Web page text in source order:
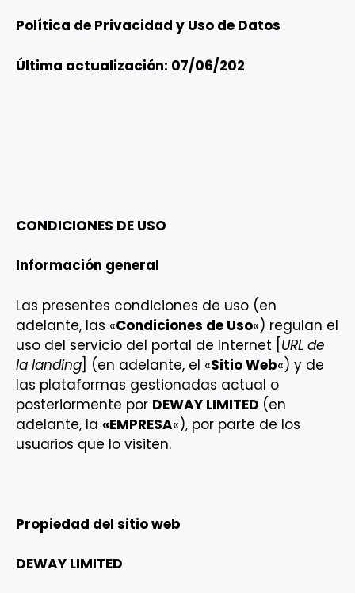
Política de Privacidad y Uso de Datos
Última actualización: 07/06/202
CONDICIONES DE USO
Información general
Las presentes condiciones de uso (en
adelante, las «Condiciones de Uso«) regulan el
uso del servicio del portal de Internet [ URL de
la landing ] (en adelante, el «Sitio Web«) y de
las plataformas gestionadas actual o
posteriormente por DEWAY LIMITED (en
adelante, la «EMPRESA«), por parte de los
usuarios que lo visiten.
Propiedad del sitio web
DEWAY LIMITED